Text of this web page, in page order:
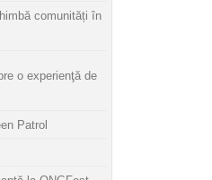
comunități în
o experienţă de
Patrol